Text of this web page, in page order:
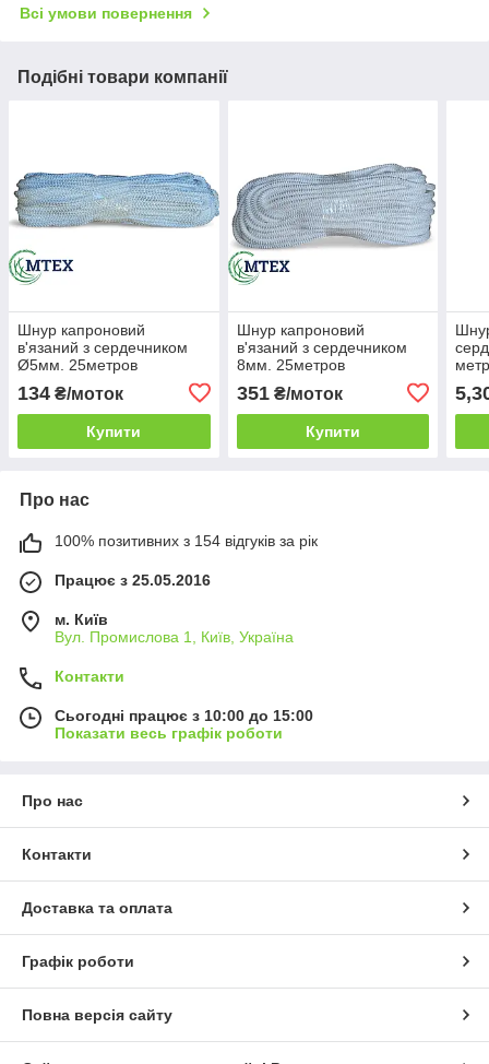
Всі умови повернення
Подібні товари компанії
Шнур капроновий
в'язаний з сердечником
Ø5мм. 25метров
134 ₴/моток
Купити
Шнур капроновий
в'язаний з сердечником
8мм. 25метров
351₴/моток
Купити
Про нас
100% позитивних з 154 відгуків за рік
Працює з 25.05.2016
м. Київ
Вул. Промислова 1, Київ, Україна
Контакти
Сьогодні працює з 10:00 до 15:00
Показати весь графік роботи
Про нас
Контакти
Доставка та оплата
Графік роботи
Повна версія сайту